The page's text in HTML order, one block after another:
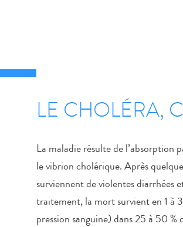
LE CHOLÉRA,
La maladie résulte de l’absorption
le vibrion cholérique. Après
surviennent de violentes diarrhées
traitement, la mort survient en 1 à
pression sanguine) dans 25 à 50 %